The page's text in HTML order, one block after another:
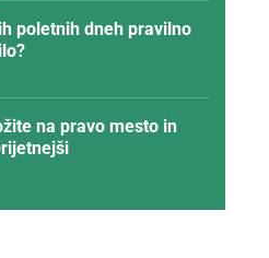
poletnih dneh pravilno
na pravo mesto in